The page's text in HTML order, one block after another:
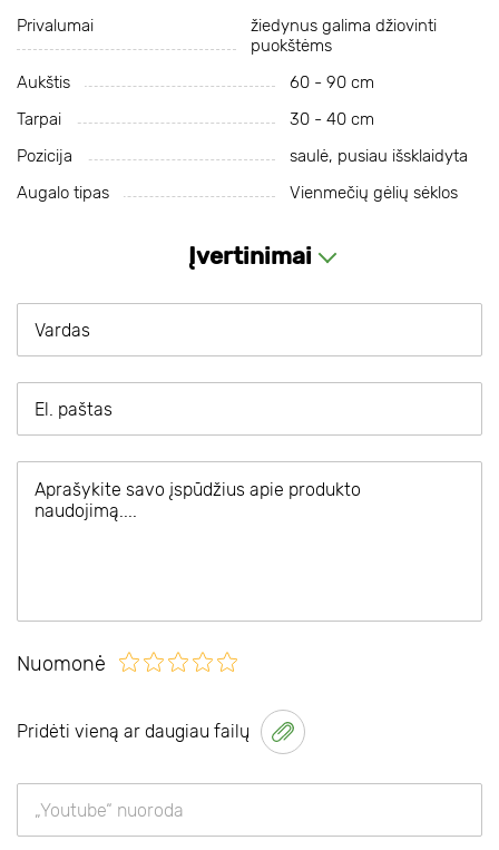
Privalumai
žiedynus galima džiovinti
puokštėms
Aukštis
60 - 90 cm
Tarpai
30 - 40 cm
Pozicija
saulė, pusiau išsklaidyta
Augalo tipas
Vienmečių gėlių sėklos
Įvertinimai
Nuomonė
Pridėti vieną ar daugiau failų